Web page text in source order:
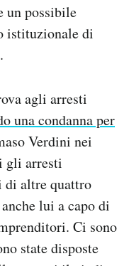
un possibile
istituzionale di
agli arresti
una condanna per
Verdini nei
gli arresti
altre quattro
lui a capo di
Ci sono
state disposte